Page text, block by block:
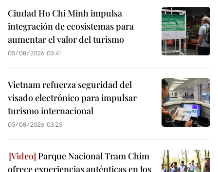
Ciudad Ho Chi Minh impulsa
integración de ecosistemas para
aumentar el valor del turismo
05/08/2026 03:41
Vietnam refuerza seguridad del
visado electrónico para impulsar
turismo internacional
05/08/2026 03:25
Parque Nacional Tram Chim
ofrece experiencias auténticas en los